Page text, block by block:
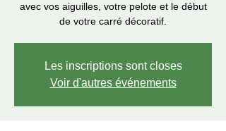
avec vos aiguilles, votre pelote et le début
Les inscriptions sont closes
Voir d'autres événements